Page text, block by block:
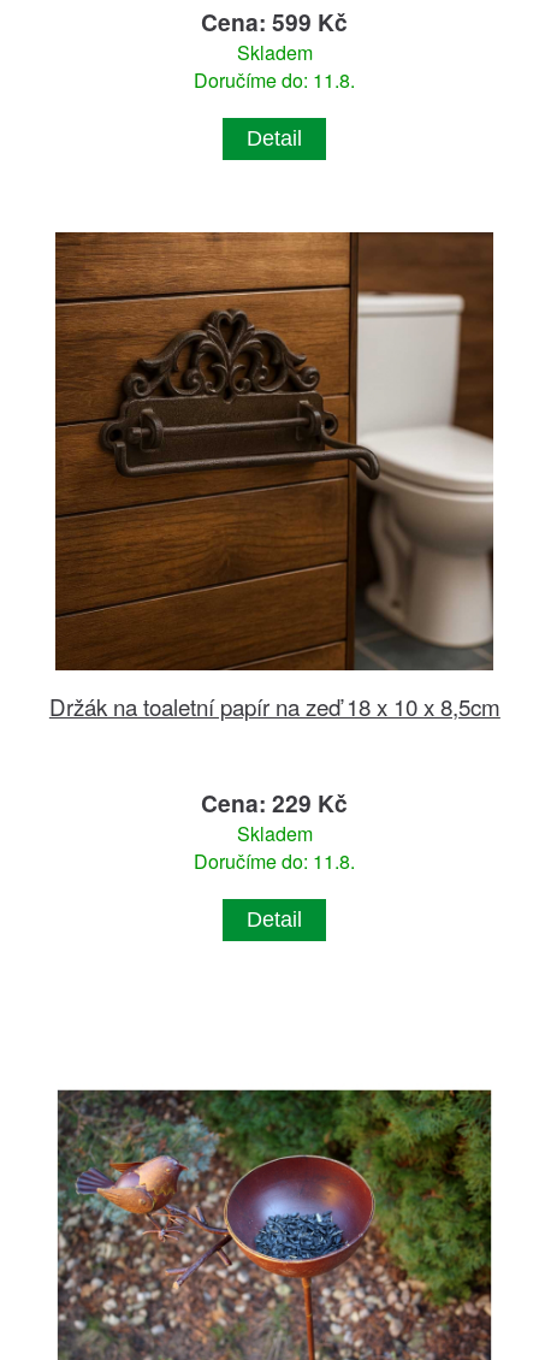
Cena: 599 Kč
Skladem
Doručíme do: 11.8.
Detail
Držák na toaletní papír na zeď 18 x 10 x 8,5cm
Cena: 229 Kč
Skladem
Doručíme do: 11.8.
Detail